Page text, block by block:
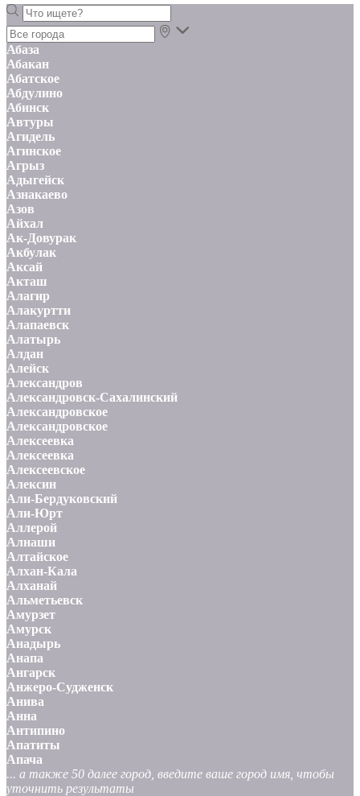
Абаза
Абакан
Абатское
Абдулино
Абинск
Автуры
Агидель
Агинское
Агрыз
Адыгейск
Азнакаево
Азов
Айхал
Ак-Довурак
Акбулак
Аксай
Акташ
Алагир
Алакуртти
Алапаевск
Алатырь
Алдан
Алейск
Александров
Александровск-Сахалинский
Александровское
Александровское
Алексеевка
Алексеевка
Алексеевское
Алексин
Али-Бердуковский
Али-Юрт
Аллерой
Алнаши
Алтайское
Алхан-Кала
Алханай
Альметьевск
Амурзет
Амурск
Анадырь
Анапа
Ангарск
Анжеро-Судженск
Анива
Анна
Антипино
Апатиты
Апача
... а также 50 далее город, введите ваше город имя, чтобы
уточнить результаты